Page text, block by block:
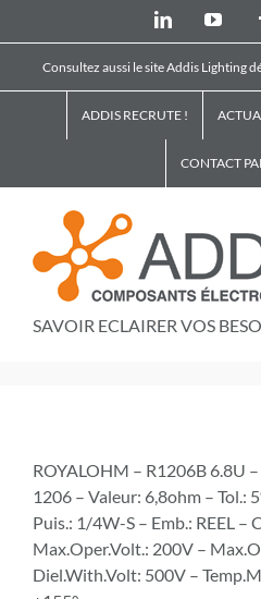
LinkedIn
Consultez aussi le site Addis Lighting
ADDIS RECRUTE !
CONTACT
SAVOIR ECLAIRER VOS
ROYALOHM – R1206B 6.8U
1206 – Valeur: 6,8ohm – Tol.:
Puis.: 1/4W-S – Emb.: REEL –
Max.Oper.Volt.: 200V –
Diel.With.Volt: 500V –